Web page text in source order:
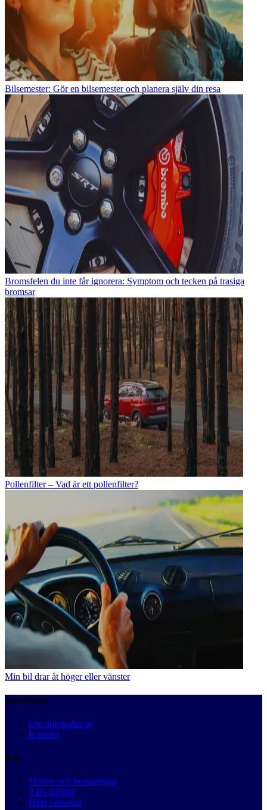
Bilsemester: Gör en bilsemester och planera själv din resa
Bromsfelen du inte får ignorera: Symptom och tecken på trasiga
bromsar
Pollenfilter – Vad är ett pollenfilter?
Min bil drar åt höger eller vänster
Autobutler
Om autobutler.se
Kontakt
Info
*Priser och besparingar
3 års garanti
Hitta verkstad